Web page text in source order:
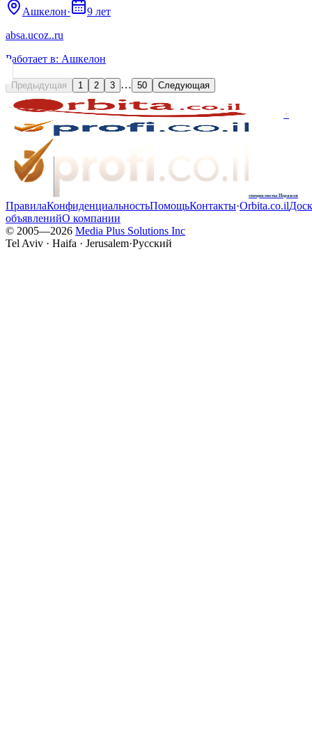
Ашкелон·
9 лет
absa.ucoz..ru
Работает в: Ашкелон
Предыдущая 1 2 3 … 50 Следующая
+
специалисты Израиля
ПравилаКонфиденциальностьПомощьКонтакты·Orbita.co.il
объявленийО компании
© 2005—2026 Media Plus Solutions Inc
Tel Aviv · Haifa · Jerusalem·Русский